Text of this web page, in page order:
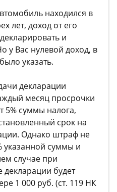
находился в
лет, доход от его
и
у Вас нулевой доход, в
указать.
декларации
месяц просрочки
5% суммы налога,
срок на
Однако штраф не
указанной суммы и
случае при
будет
1 000 руб. (ст. 119 НК